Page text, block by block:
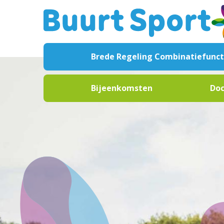
Brede Regeling
Over de regeling
Formele documentatie
Handige links
Veelgestelde vragen
Bijeenkomsten
Podcasts